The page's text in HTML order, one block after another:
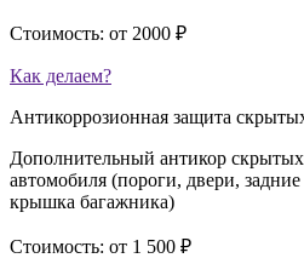
Стоимость: от 2000 ₽
Как делаем?
Антикоррозионная защита
Дополнительный антикор
автомобиля (пороги, двери,
крышка багажника)
Стоимость: от 1 500 ₽